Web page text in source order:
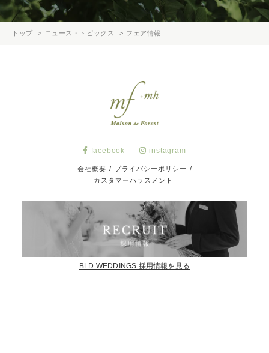
トップ ニュース・トピックス フェア情報
facebook instagram
会社概要 / プライバシーポリシー /
カスタマーハラスメント
BLD WEDDINGS 採用情報を見る